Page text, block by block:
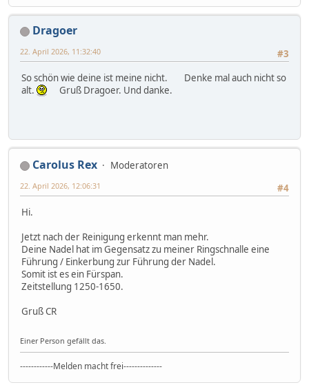
Dragoer
#3
22. April 2026, 11:32:40
So schön wie deine ist meine nicht. Denke mal auch nicht so
alt.
Gruß Dragoer. Und danke.
Carolus Rex
Moderatoren
#4
22. April 2026, 12:06:31
Hi.
Jetzt nach der Reinigung erkennt man mehr.
Deine Nadel hat im Gegensatz zu meiner Ringschnalle eine
Führung / Einkerbung zur Führung der Nadel.
Somit ist es ein Fürspan.
Zeitstellung 1250-1650.
Gruß CR
Einer Person gefällt das.
------------Melden macht frei--------------